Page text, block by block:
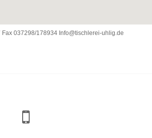
037298/178934 Info@tischlerei-uhlig.de